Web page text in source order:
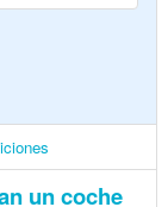
un coche